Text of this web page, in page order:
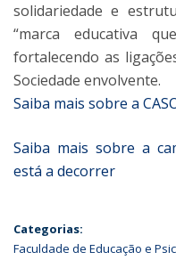
solidariedade e
“marca educativa
fortalecendo as
Sociedade envolvente.
Saiba mais sobre a
Saiba mais sobre a
está a decorrer
Categorias:
Faculdade de Educação e